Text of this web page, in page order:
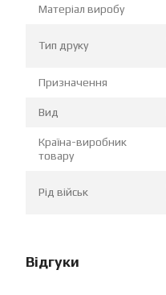
Матеріал виробу
Тип друку
Призначення
Вид
Країна-виробник
товару
Рід військ
Відгуки